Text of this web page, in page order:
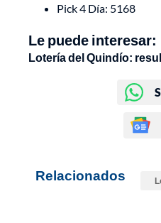
Pick 4 Día: 5168
Le puede interesar:
Lotería del Quindío:
Relacionados